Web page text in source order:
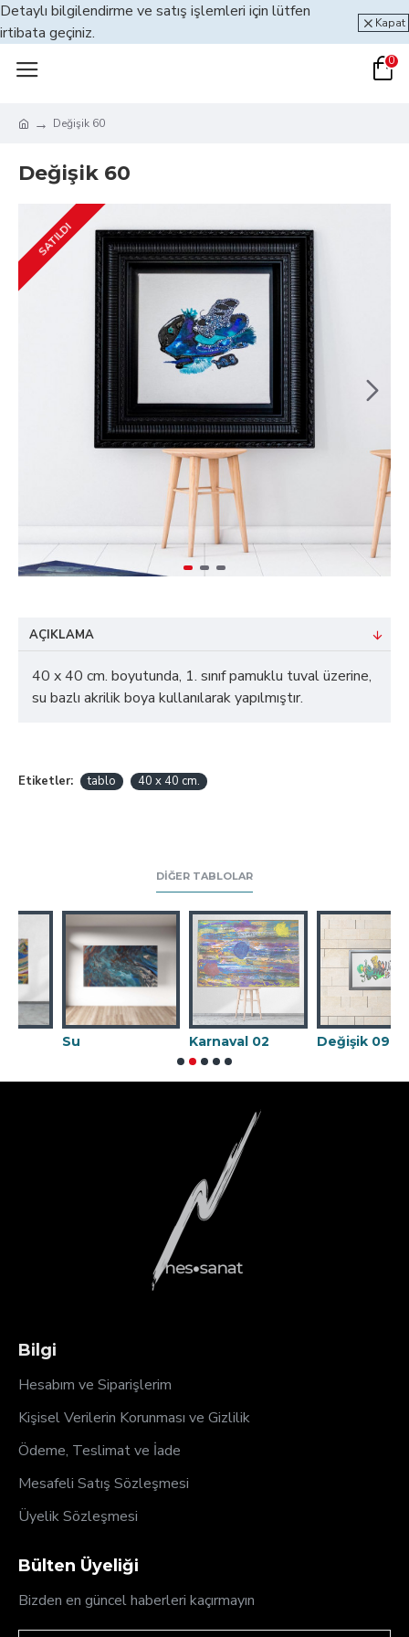
Detaylı bilgilendirme ve satış işlemleri için lütfen
irtibata geçiniz.
Kapat
0
Değişik 60
Değişik 60
SATILDI
AÇIKLAMA
40 x 40 cm. boyutunda, 1. sınıf pamuklu tuval üzerine,
su bazlı akrilik boya kullanılarak yapılmıştır.
Etiketler: tablo 40 x 40 cm.
DIĞER TABLOLAR
Karnaval 02 Değişik 09
Bilgi
Hesabım ve Siparişlerim
Kişisel Verilerin Korunması ve Gizlilik
Ödeme, Teslimat ve İade
Mesafeli Satış Sözleşmesi
Üyelik Sözleşmesi
Bülten Üyeliği
Bizden en güncel haberleri kaçırmayın